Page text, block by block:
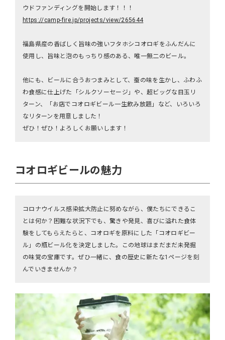
ウドファンディングを開始します！！！
https://camp-fire.jp/projects/view/265644
福島県産の香ばしく旨味の強いフタホシコオロギをふんだんに
使用し、旨味と泡のもっちり感のある、唯一無二のビール。
他にも、ビールに合うおつまみとして、蚕の味を生かし、ふわふ
わ食感に仕上げた「シルクソーセージ」や、超ビッグな目玉リ
ターン、「お店でコオロギビール一生飲み放題」など、いろいろ
なリターンを用意しました！
ぜひ！ぜひ！よろしくお願いします！
コオロギビールの魅力
コロナウイルス感染拡大防止に努めながら、僕たちにできるこ
とは何か？困難な状況下でも、驚きや発見、喜びに溢れた食体
験をしてもらえたらと、コオロギを原料にした「コオロギビー
ル」の瓶ビール化を決定しました。この地球はまだまだ未発掘
の味覚の宝庫です。ぜひ一緒に、食の歴史に新たな1ページを刻
んでいきませんか？